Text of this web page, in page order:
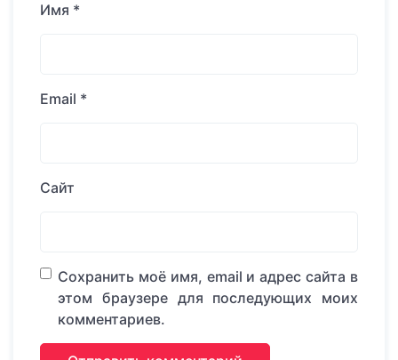
Имя *
Email *
Сайт
Сохранить моё имя, email и адрес сайта в
этом браузере для последующих моих
комментариев.